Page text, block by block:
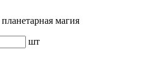
магия
шт